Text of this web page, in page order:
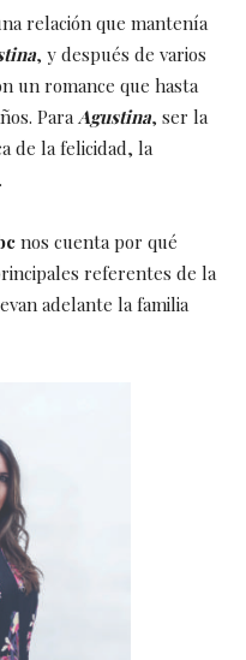
relación que mantenía
, y después de varios
un romance que hasta
ParaAgustina, ser la
de la felicidad, la
nos cuenta por qué
referentes de la
adelante la familia